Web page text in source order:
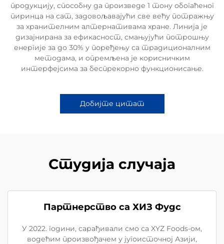
продукцију, способну да произведе 1 тону обогаћеног
пиринца на сат, задовољавајући све већу потражњу
за хранителним алтернативама хране. Линија је
дизајнирана за ефикасност, смањујући потрошњу
енергије за до 30% у поређењу са традиционалним
методама, и опремљена је корисничким
интерфејсима за беспрекорно функционисање.
Добијте цитат
Студија случаја
Партнерство са ХИЗ Фудс
У 2022. години, сарађивали смо са XYZ Foods-ом,
водећим произвођачем у југоисточној Азији,